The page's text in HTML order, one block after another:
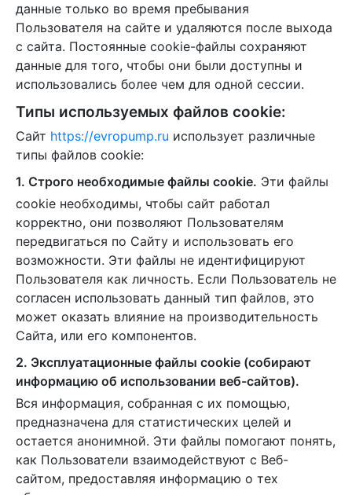
данные только во время пребывания
Пользователя на сайте и удаляются после выхода
с сайта. Постоянные cookie-файлы сохраняют
данные для того, чтобы они были доступны и
использовались более чем для одной сессии.
Типы используемых файлов cookie:
Сайт https://evropump.ru использует различные
типы файлов cookie:
1. Строго необходимые файлы cookie. Эти файлы
cookie необходимы, чтобы сайт работал
корректно, они позволяют Пользователям
передвигаться по Сайту и использовать его
возможности. Эти файлы не идентифицируют
Пользователя как личность. Если Пользователь не
согласен использовать данный тип файлов, это
может оказать влияние на производительность
Сайта, или его компонентов.
2. Эксплуатационные файлы cookie (собирают
информацию об использовании веб-сайтов).
Вся информация, собранная с их помощью,
предназначена для статистических целей и
остается анонимной. Эти файлы помогают понять,
как Пользователи взаимодействуют с Веб-
сайтом, предоставляя информацию о тех